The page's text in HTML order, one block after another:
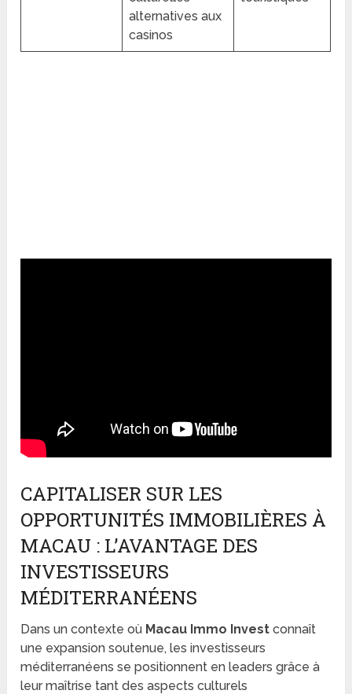
alternatives aux
casinos
CAPITALISER SUR LES
OPPORTUNITÉS IMMOBILIÈRES À
MACAU : L’AVANTAGE DES
INVESTISSEURS
MÉDITERRANÉENS
Dans un contexte où Macau Immo Invest connaît
une expansion soutenue, les investisseurs
méditerranéens se positionnent en leaders grâce à
leur maîtrise tant des aspects culturels